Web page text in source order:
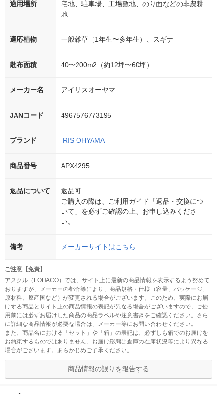
適用場所
宅地、駐車場、工場敷地、のり面などの非農耕
地
適応植物 一般雑草（1年生〜多年生）、スギナ
散布面積 40〜200m2（約12坪〜60坪）
メーカー名 アイリスオーヤマ
JANコード 4967576773195
ブランド IRIS OHYAMA
商品番号 APX4295
返品について
返品可
ご購入の際は、ご利用ガイド「返品・交換につ
いて」を必ずご確認の上、お申し込みくださ
い。
備考 メーカーサイトはこちら
ご注意【免責】
アスクル（LOHACO）では、サイト上に最新の商品情報を表示するよう努めて
おりますが、メーカーの都合等により、商品規格・仕様（容量、パッケージ、
原材料、原産国など）が変更される場合がございます。このため、実際にお届
けする商品とサイト上の商品情報の表記が異なる場合がございますので、ご使
用前には必ずお届けした商品の商品ラベルや注意書きをご確認ください。さら
に詳細な商品情報が必要な場合は、メーカー等にお問い合わせください。
また、商品名における「セット」や「箱」の表記は、必ずしも箱でのお届けを
お約束するものではありません。お届け形態は倉庫の在庫状況等により異なる
場合がございます。あらかじめご了承ください。
商品情報の誤りを報告する